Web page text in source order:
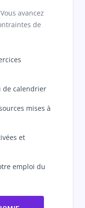
avancez
de
de calendrier
mises à
et
emploi du